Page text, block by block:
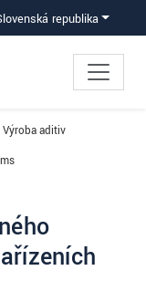
republika
Výroba aditiv